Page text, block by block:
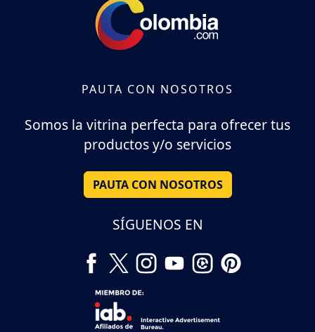
PAUTA CON NOSOTROS
Somos la vitrina perfecta para ofrecer tus
productos y/o servicios
PAUTA CON NOSOTROS
SÍGUENOS EN